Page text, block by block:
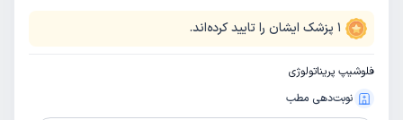
1 پزشک ایشان را تایید کرده‌اند.
فلوشیپ پریناتولوژی
نوبت‌دهی مطب